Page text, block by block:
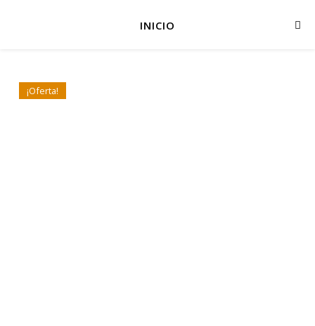
INICIO
¡Oferta!